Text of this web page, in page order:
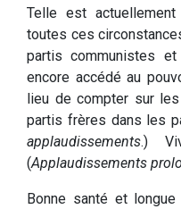
Telle est
toutes ces
partis communistes et
encore accédé au
lieu de compter sur
partis frères dans les
applaudissements.)
(Applaudissements
Bonne santé et